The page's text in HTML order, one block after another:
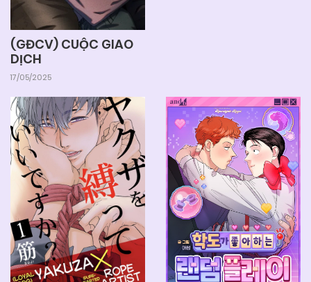
(GĐCV) CUỘC GIAO
DỊCH
17/05/2025